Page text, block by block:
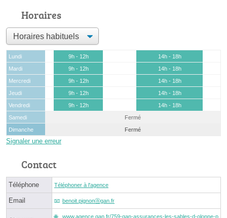
Horaires
Lundi 9h - 12h
14h - 18h
Mardi
9h - 12h
14h - 18h
Mercredi
9h - 12h
14h - 18h
Jeudi
9h - 12h
14h - 18h
Vendredi
9h - 12h
14h - 18h
Samedi
Fermé
Dimanche
Fermé
Signaler une erreur
Contact
Téléphone Téléphoner à l'agence
Email benoit.pignonⓐgan.fr
www.agence.gan.fr/759-gan-assurances-les-sables-d-olonne-p